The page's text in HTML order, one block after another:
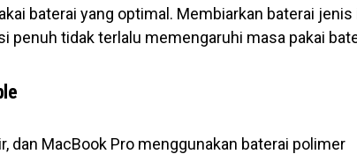
baterai yang optimal. Membiarkan baterai jenis
penuh tidak terlalu memengaruhi masa pakai
dan MacBook Pro menggunakan baterai polimer